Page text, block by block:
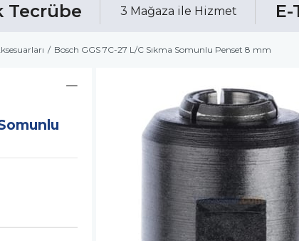
Tecrübe 3 Mağaza ile Hizmet
Bosch GGS 7C-27 L/C Sıkma Somunlu Penset 8 mm